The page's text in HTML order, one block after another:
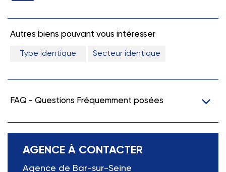
Autres biens pouvant vous intéresser
Type identique Secteur identique
FAQ - Questions Fréquemment posées
AGENCE À CONTACTER
Agence de Bar-sur-Seine